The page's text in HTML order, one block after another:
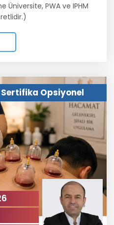
Üniversite, PWA ve IPHM
Opsiyonel